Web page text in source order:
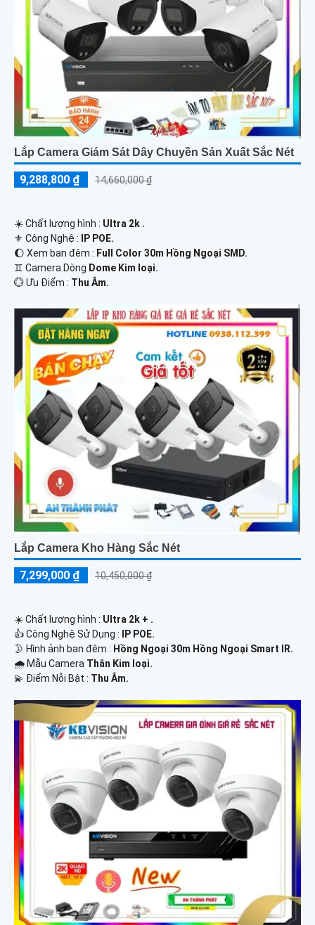
Lắp Camera Giám Sát Dây Chuyền Sản Xuất Sắc Nét
9,288,800 ₫ 14,660,000 ₫
☀️ Chất lượng hình : Ultra 2k .
⚜️ Công Nghệ :
IP POE.
🌔 Xem ban đêm : Full Color 30m Hồng Ngoại SMD.
♊ Camera Dòng Dome Kim loại.
️💮 Ưu Điểm : Thu Âm.
Lắp Camera Kho Hàng Sắc Nét
7,299,000 ₫ 10,450,000 ₫
☀️ Chất lượng hình : Ultra 2k + .
👍 Công Nghệ Sử Dụng :
IP POE.
🌛 Hình ảnh ban đêm : Hồng Ngoại 30m Hồng Ngoại Smart IR.
🌧️ Mẫu Camera Thân Kim loại.
️💫 Điểm Nỗi Bật : Thu Âm.